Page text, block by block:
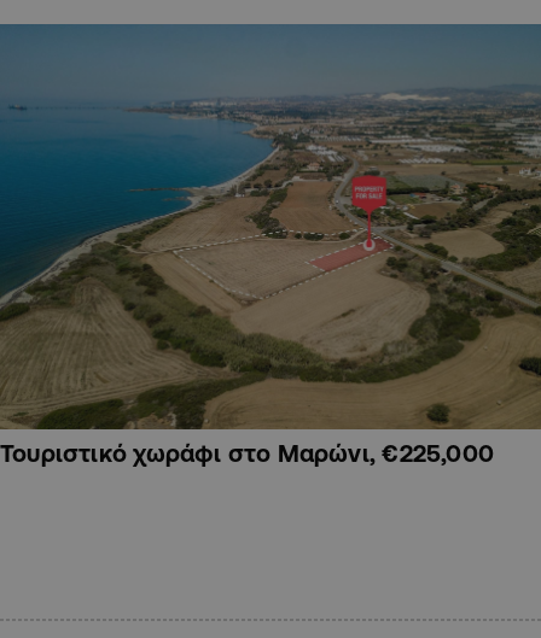
Τουριστικό χωράφι στο Μαρώνι, €225,000